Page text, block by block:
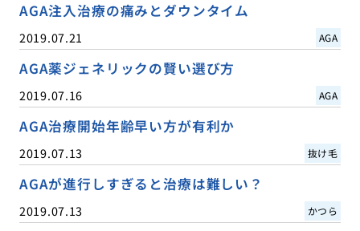
AGA注入治療の痛みとダウンタイム
2019.07.21 AGA
AGA薬ジェネリックの賢い選び方
2019.07.16 AGA
AGA治療開始年齢早い方が有利か
2019.07.13 抜け毛
AGAが進行しすぎると治療は難しい？
2019.07.13 かつら